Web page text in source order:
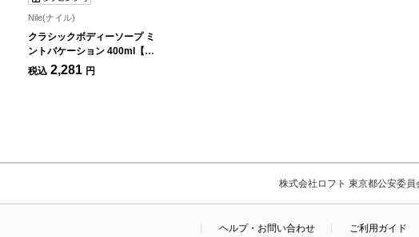
Nile(ナイル)
クラシックボディーソープ ミ
ントバケーション 400ml【数
量限定】
税込 2,281 円
株式会社ロフト 東京都公安委
ヘルプ・お問い合わせ ご利用ガイド